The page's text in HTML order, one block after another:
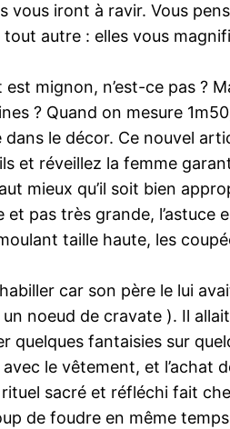
vous iront à ravir. Vous
tout autre : elles vous
mignon, n’est-ce pas ?
? Quand on mesure
le décor. Ce nouvel
et réveillez la femme
mieux qu’il soit bien
et pas très grande,
taille haute, les
car son père le lui
noeud de cravate ). Il
quelques fantaisies sur
le vêtement, et l’achat
sacré et réfléchi fait
de foudre en même